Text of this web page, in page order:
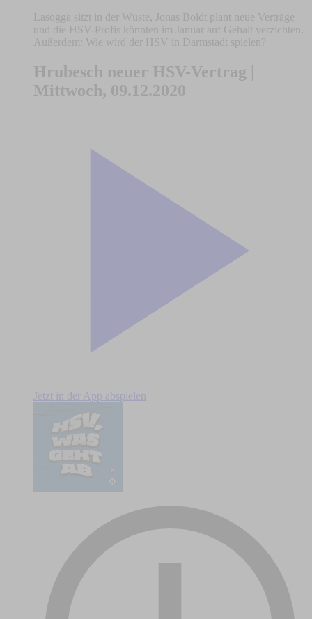
Lasogga sitzt in der Wüste, Jonas Boldt plant neue Verträge
und die HSV-Profis könnten im Januar auf Gehalt verzichten.
Außerdem: Wie wird der HSV in Darmstadt spielen?
Hrubesch neuer HSV-Vertrag |
Mittwoch, 09.12.2020
Jetzt in der App abspielen